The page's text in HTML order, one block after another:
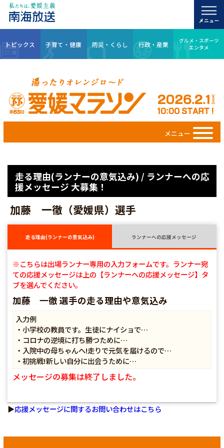
トピックス 子育て・健康 防災・くらし 行政・産業
グルメ・スポーツ
エンタメ
メニュー
走る理由(ランナーの意気込み) / ランナーへの応
援メッセージ 大募集！
加藤 一徹（愛媛県）選手
走る理由(ランナーの意気込み) ランナーへの応援メッセージ
※こちらは出場ランナー専用の入力フォームです。ランナー宛
ての応援メッセージは上の【ランナーへの応援メッセージ】タ
ブを選んでください。
加藤 一徹 選手の走る理由や意気込み
入力例
・小学校の教員です。生徒にナイショで…
・コロナの逆境に打ち勝つために…
・入院中の母ちゃんへ!走りで元気を届けるので…
・初挑戦!新しい自分に出会うために…
メッセージの募集は終了しました。
▶応援メッセージに関するお問い合わせはこちら